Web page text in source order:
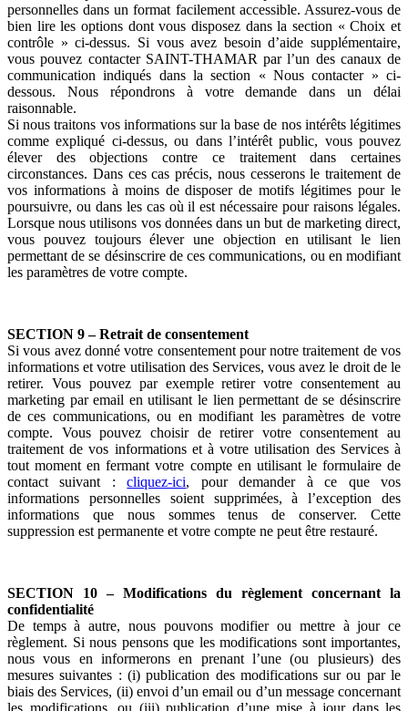
personnelles dans un format facilement accessible. Assurez-vous de
bien lire les options dont vous disposez dans la section « Choix et
contrôle » ci-dessus. Si vous avez besoin d’aide supplémentaire,
vous pouvez contacter SAINT-THAMAR par l’un des canaux de
communication indiqués dans la section « Nous contacter » ci-
dessous. Nous répondrons à votre demande dans un délai
raisonnable.
Si nous traitons vos informations sur la base de nos intérêts légitimes
comme expliqué ci-dessus, ou dans l’intérêt public, vous pouvez
élever des objections contre ce traitement dans certaines
circonstances. Dans ces cas précis, nous cesserons le traitement de
vos informations à moins de disposer de motifs légitimes pour le
poursuivre, ou dans les cas où il est nécessaire pour raisons légales.
Lorsque nous utilisons vos données dans un but de marketing direct,
vous pouvez toujours élever une objection en utilisant le lien
permettant de se désinscrire de ces communications, ou en modifiant
les paramètres de votre compte.
SECTION 9 – Retrait de consentement
Si vous avez donné votre consentement pour notre traitement de vos
informations et votre utilisation des Services, vous avez le droit de le
retirer. Vous pouvez par exemple retirer votre consentement au
marketing par email en utilisant le lien permettant de se désinscrire
de ces communications, ou en modifiant les paramètres de votre
compte. Vous pouvez choisir de retirer votre consentement au
traitement de vos informations et à votre utilisation des Services à
tout moment en fermant votre compte en utilisant le formulaire de
contact suivant :cliquez-ici, pour demander à ce que vos
informations personnelles soient supprimées, à l’exception des
informations que nous sommes tenus de conserver. Cette
suppression est permanente et votre compte ne peut être restauré.
SECTION 10 – Modifications du règlement concernant la
confidentialité
De temps à autre, nous pouvons modifier ou mettre à jour ce
règlement. Si nous pensons que les modifications sont importantes,
nous vous en informerons en prenant l’une (ou plusieurs) des
mesures suivantes : (i) publication des modifications sur ou par le
biais des Services, (ii) envoi d’un email ou d’un message concernant